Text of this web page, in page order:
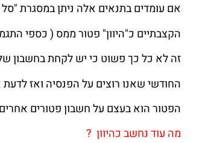
אם עומדים בתנאים אלה ניתן במסגרת "סל פטור " שעומד
הקצבתיים כ"היוון" פטור ממס ( כספי
זה לא כל כך פשוט כי יש לקחת בחשבון
החודשי שאנו רוצים על הפנסיה ואז
הפטור הוא בעצם על חשבון פטורים
מה עוד נחשב כהיוון ?